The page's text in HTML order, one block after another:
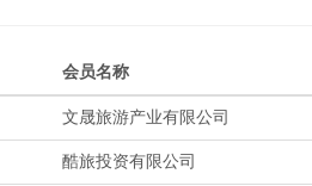
会员名称
文晟旅游产业有限公司
酷旅投资有限公司